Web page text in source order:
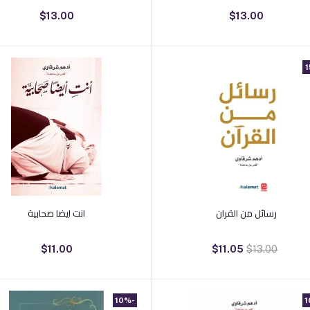
$13.00
$13.00
أضف إلى السلة
رسائل من القران
$13.00
$11.05
أضف إلى السلة
انت ايضا صحابية
$11.00
-10%